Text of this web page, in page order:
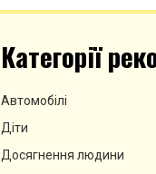
Категорії
Автомобілі
Діти
Досягнення людини